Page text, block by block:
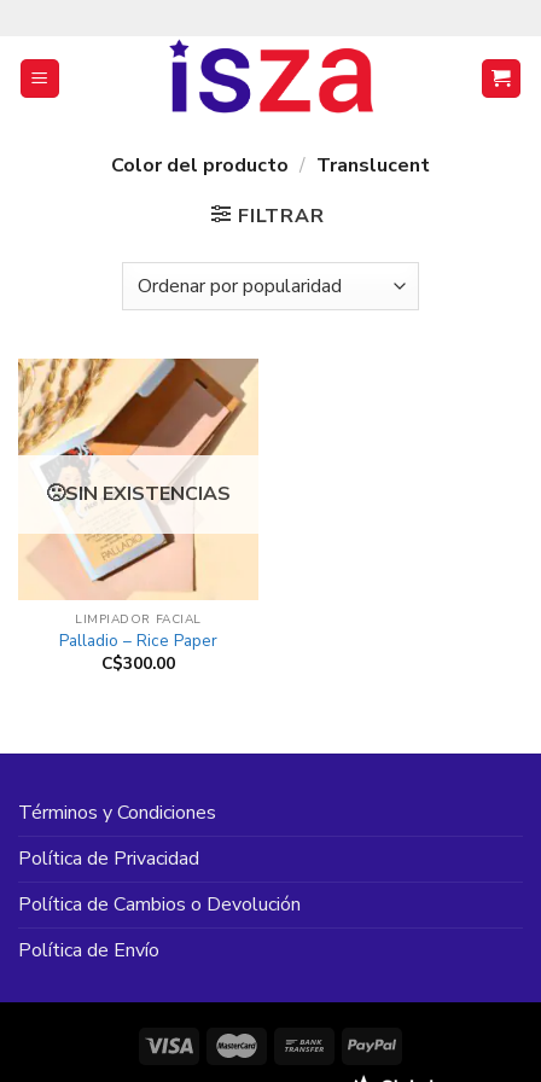
contenido
Color del producto / Translucent
FILTRAR
SIN EXISTENCIAS
LIMPIADOR FACIAL
Palladio – Rice Paper
C$300.00
Términos y Condiciones
Política de Privacidad
Política de Cambios o Devolución
Política de Envío